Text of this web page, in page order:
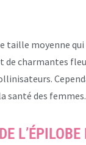
taille moyenne
charmantes
santé des femmes.